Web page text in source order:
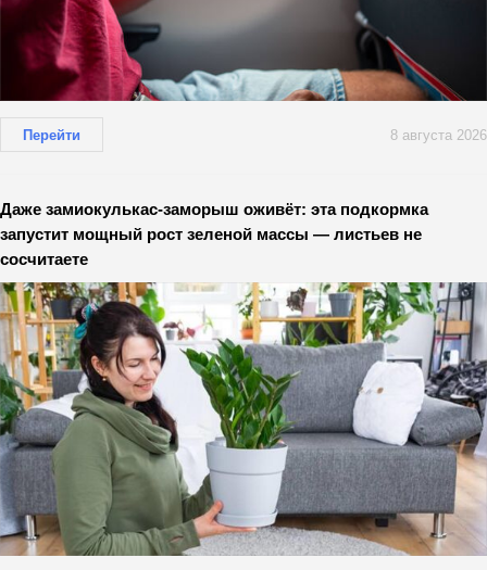
Перейти 8 августа 2026
Даже замиокулькас-заморыш оживёт: эта подкормка
запустит мощный рост зеленой массы — листьев не
сосчитаете